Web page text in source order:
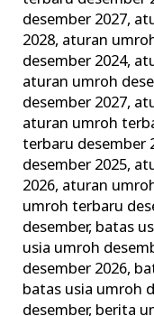
desember 2027,
2028, aturan
desember 2024,
aturan umroh
desember 2027,
aturan umroh
terbaru desember
desember 2025,
2026, aturan
umroh terbaru
desember, batas
usia umroh
desember 2026,
batas usia umroh
desember, berita
dan
Terpercaya